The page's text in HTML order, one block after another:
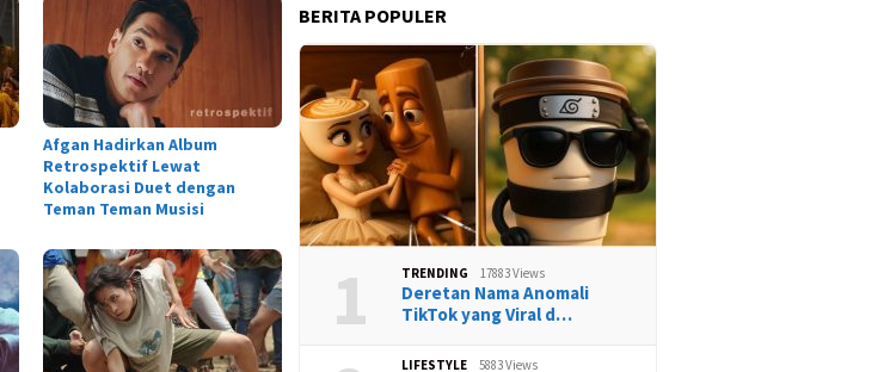
Afgan Hadirkan Album
Retrospektif Lewat
Kolaborasi Duet dengan
Teman Teman Musisi
BERITA POPULER
1 TRENDING 17883 Views
Deretan Nama Anomali
TikTok yang Viral d…
LIFESTYLE 5883 Views